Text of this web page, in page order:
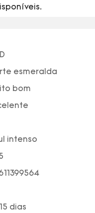
esmeralda
bom
intenso
dias